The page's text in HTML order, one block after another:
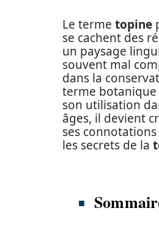
Le terme topine
se cachent des
un paysage
souvent mal
dans la
terme botanique
son utilisation
âges, il devient
ses
les secrets de la